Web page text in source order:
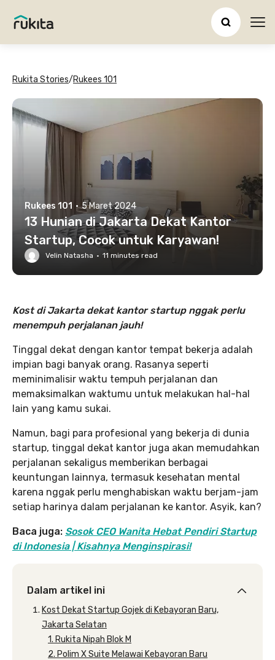
Rukita Stories/Rukees 101
Rukees 101 · 5 Maret 2024
13 Hunian di Jakarta Dekat Kantor
Startup, Cocok untuk Karyawan!
Velin Natasha · 11 minutes read
Kost di Jakarta dekat kantor startup nggak perlu
menempuh perjalanan jauh!
Tinggal dekat dengan kantor tempat bekerja adalah
impian bagi banyak orang. Rasanya seperti
meminimalisir waktu tempuh perjalanan dan
memaksimalkan waktumu untuk melakukan hal-hal
lain yang kamu sukai.
Namun, bagi para profesional yang bekerja di dunia
startup, tinggal dekat kantor juga akan memudahkan
perjalanan sekaligus memberikan berbagai
keuntungan lainnya, termasuk kesehatan mental
karena nggak perlu menghabiskan waktu berjam-jam
setiap harinya dalam perjalanan ke kantor. Asyik, kan?
Baca juga: Sosok CEO Wanita Hebat Pendiri Startup
di Indonesia | Kisahnya Menginspirasi!
Dalam artikel ini
Kost Dekat Startup Gojek di Kebayoran Baru,
Jakarta Selatan
1. Rukita Nipah Blok M
2. Polim X Suite Melawai Kebayoran Baru